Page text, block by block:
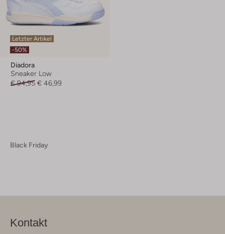
Letzter Artikel
-50%
Diadora
Sneaker Low
€ 94,95 € 46,99
Black Friday
Kontakt